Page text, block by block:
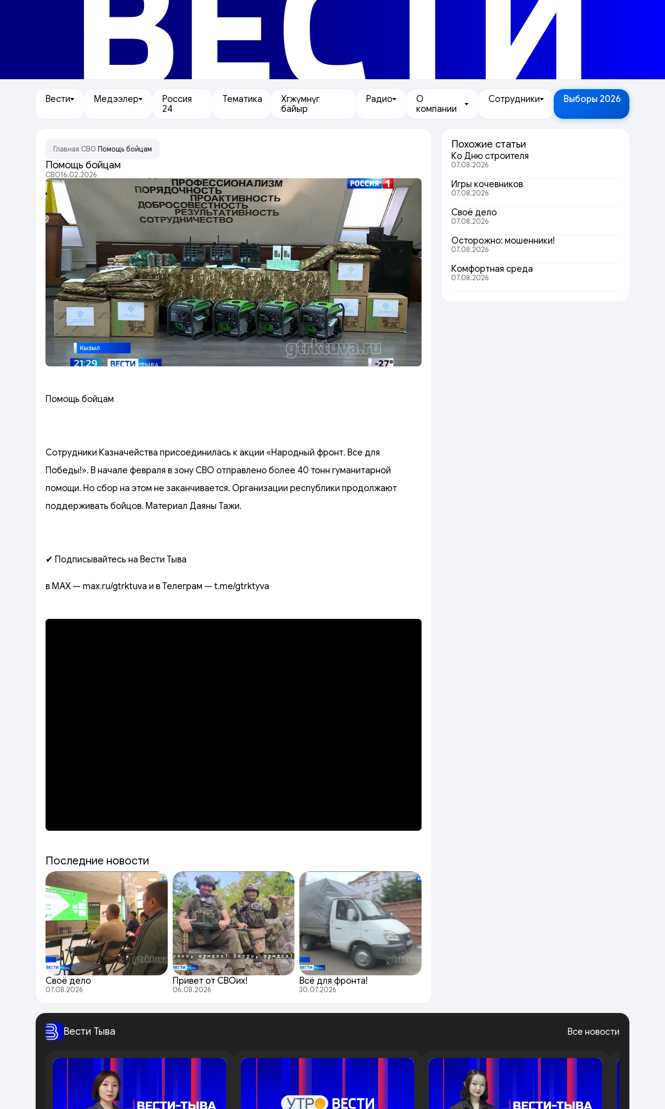
ВЕСТИ
Вести Медээлер
Россия
24
Тематика
Хөгжүмнүг
байыр
Радио
О
компании
Сотрудники Выборы 2026
Главная СВО Помощь бойцам
Помощь бойцам
СВО16.02.2026
Помощь бойцам
Сотрудники Казначейства присоединилась к акции «Народный фронт. Все для
Победы!». В начале февраля в зону СВО отправлено более 40 тонн гуманитарной
помощи. Но сбор на этом не заканчивается. Организации республики продолжают
поддерживать бойцов. Материал Даяны Тажи.
✔ Подписывайтесь на Вести Тыва
в MAX — max.ru/gtrktuva и в Телеграм — t.me/gtrktyva
Последние новости
Своё дело
07.08.2026
Привет от СВОих!
06.08.2026
Всё для фронта!
30.07.2026
Похожие статьи
Ко Дню строителя
07.08.2026
Игры кочевников
07.08.2026
Своё дело
07.08.2026
Осторожно: мошенники!
07.08.2026
Комфортная среда
07.08.2026
Вести Тыва Все новости